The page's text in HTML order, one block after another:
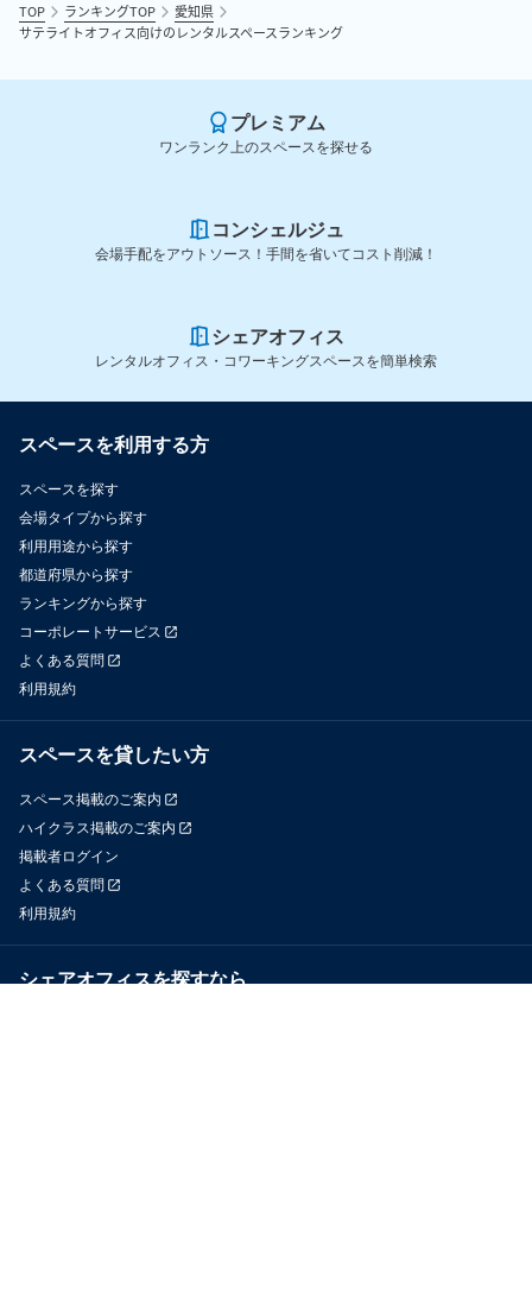
TOP ランキングTOP
愛知県
サテライトオフィス向けのレンタルスペースランキング
プレミアム
ワンランク上のスペースを探せる
コンシェルジュ
会場手配をアウトソース！手間を省いてコスト削減！
シェアオフィス
レンタルオフィス・コワーキングスペースを簡単検索
スペースを利用する方
スペースを探す
会場タイプから探す
利用用途から探す
都道府県から探す
ランキングから探す
コーポレートサービス
よくある質問
利用規約
スペースを貸したい方
スペース掲載のご案内
ハイクラス掲載のご案内
掲載者ログイン
よくある質問
利用規約
シェアオフィスを探すなら